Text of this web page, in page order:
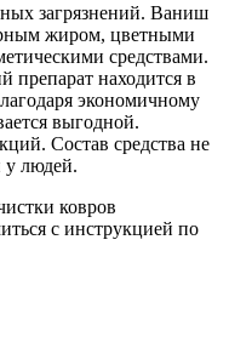
загрязнений. Ваниш
жиром, цветными
средствами.
препарат находится в
экономичному
выгодной.
Состав средства не
у людей.
ковров
с инструкцией по